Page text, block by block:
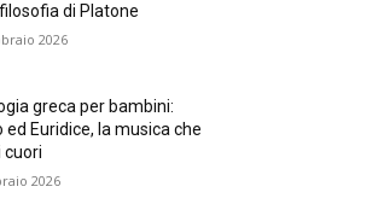
di Platone
2026
greca per bambini:
ed Euridice, la musica che
cuori
2026